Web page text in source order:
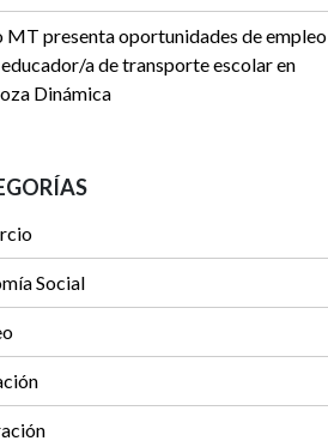
MT presenta oportunidades de empleo
a de transporte escolar en
Dinámica
Social